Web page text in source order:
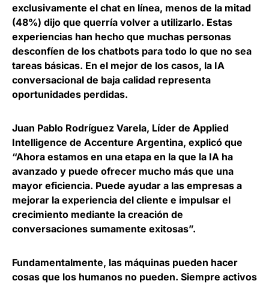
exclusivamente el chat en línea, menos de la mitad
(48%) dijo que querría volver a utilizarlo. Estas
experiencias han hecho que muchas personas
desconfíen de los chatbots para todo lo que no sea
tareas básicas. En el mejor de los casos, la IA
conversacional de baja calidad representa
oportunidades perdidas.
Juan Pablo Rodríguez Varela, Líder de Applied
Intelligence de Accenture Argentina, explicó que
“Ahora estamos en una etapa en la que la IA ha
avanzado y puede ofrecer mucho más que una
mayor eficiencia. Puede ayudar a las empresas a
mejorar la experiencia del cliente e impulsar el
crecimiento mediante la creación de
conversaciones sumamente exitosas”.
Fundamentalmente, las máquinas pueden hacer
cosas que los humanos no pueden. Siempre activos